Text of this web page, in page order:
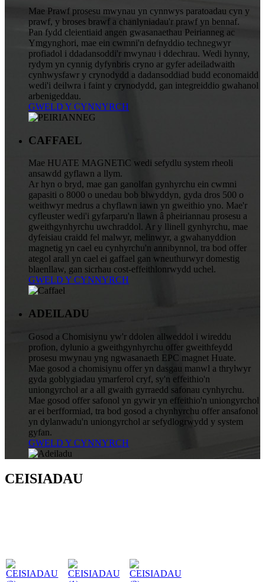
Mae Prawf prosesu mwynau yn cynnwys paratoadau cyn y
prawf, y broses brawf a chanlyniadau'r prawf yn bennaf.
Pan fydd cleientiaid angen gwasanaethau Peirianneg ac
Ymgynghori, mae ein cwmni'n defnyddio technegwyr
profiadol i ddadansoddi'r mwynau i ddechrau. Wedi hynny,
rydym yn cynnig dyfynbris cryno ar gyfer adeiladwaith
cynhwysfawr y crynodydd a dadansoddiad budd economaidd
wedi'i deilwra i faint y crynodydd, gan integreiddio gwahanol
arbenigeddau.
GWELD Y CYNNYRCH
CAFFAEL
Mae HUATE MAGNETiC wedi sefydlu system rheoli
ansawdd gyflawn a llym.
Ar hyn o bryd, mae gan ganolfan gynhyrchu ein cwmni
gapasiti o 8000 o unedau bob blwyddyn, gyda dros 500 o
weithwyr medrus a chyflawn iawn yn gweithio yno. Mae'r
cyfleuster wedi'i gyfarparu'n llawn â pheiriannau prosesu a
gweithgynhyrchu uwchraddol. Ar y llinell gynhyrchu, mae
dyfeisiau craidd fel malwyr, melinwyr, a gwahanyddion
magnetig yn cael eu cynhyrchu'n annibynnol, tra bod offer
ategol arall yn cael ei gaffael gan wneuthurwyr domestig
blaenllaw, gan sicrhau cost-effeithlonrwydd uchel.
GWELD Y CYNNYRCH
ADEILADU
Gosod a Chomisiynu yw'r ddolen allweddol i wireddu
profion, dylunio a gweithgynhyrchu offer gweithfeydd
prosesu mwynau yng ngwasanaeth EPC magnet Huate.
Mae gosod a chomisiynu offer yn dasgau manwl a thrylwyr
gyda goblygiadau ymarferol cryf, sy'n effeithio'n
uniongyrchol ar a all gwaith gyrraedd safonau cynhyrchu.
Mae gosod offer safonol yn gywir yn effeithio'n uniongyrchol
ar ei berfformiad, tra bod gosod a chynhyrchu offer ansafonol
yn dylanwadu'n uniongyrchol ar sefydlogrwydd y system
gyfan.
GWELD Y CYNNYRCH
CEISIADAU